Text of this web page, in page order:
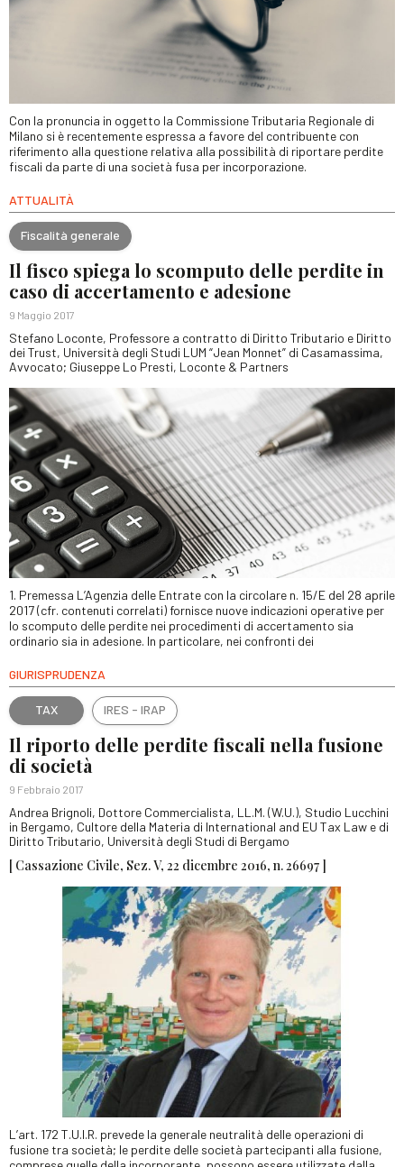
Con la pronuncia in oggetto la Commissione Tributaria Regionale di
Milano si è recentemente espressa a favore del contribuente con
riferimento alla questione relativa alla possibilità di riportare perdite
fiscali da parte di una società fusa per incorporazione.
ATTUALITÀ
Fiscalità generale
Il fisco spiega lo scomputo delle perdite in
caso di accertamento e adesione
9 Maggio 2017
Stefano Loconte, Professore a contratto di Diritto Tributario e Diritto
dei Trust, Università degli Studi LUM “Jean Monnet” di Casamassima,
Avvocato; Giuseppe Lo Presti, Loconte & Partners
1. Premessa L’Agenzia delle Entrate con la circolare n. 15/E del 28 aprile
2017 (cfr. contenuti correlati) fornisce nuove indicazioni operative per
lo scomputo delle perdite nei procedimenti di accertamento sia
ordinario sia in adesione. In particolare, nei confronti dei
GIURISPRUDENZA
TAX IRES - IRAP
Il riporto delle perdite fiscali nella fusione
di società
9 Febbraio 2017
Andrea Brignoli, Dottore Commercialista, LL.M. (W.U.), Studio Lucchini
in Bergamo, Cultore della Materia di International and EU Tax Law e di
Diritto Tributario, Università degli Studi di Bergamo
[ Cassazione Civile, Sez. V, 22 dicembre 2016, n. 26697 ]
L’art. 172 T.U.I.R. prevede la generale neutralità delle operazioni di
fusione tra società; le perdite delle società partecipanti alla fusione,